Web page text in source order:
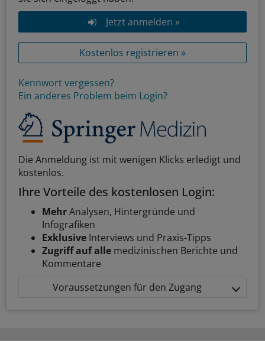
Jetzt anmelden »
Kostenlos registrieren »
Kennwort vergessen?
Ein anderes Problem beim Login?
Die Anmeldung ist mit wenigen Klicks erledigt und
kostenlos.
Ihre Vorteile des kostenlosen Login:
MehrAnalysen, Hintergründe und
Infografiken
Exklusive Interviews und Praxis-Tipps
Zugriff auf alle medizinischen Berichte und
Kommentare
Voraussetzungen für den Zugang